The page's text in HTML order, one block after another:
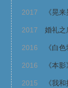
2017 《晃
2017 婚礼之
2016 《白
2016 《本
2015 《我